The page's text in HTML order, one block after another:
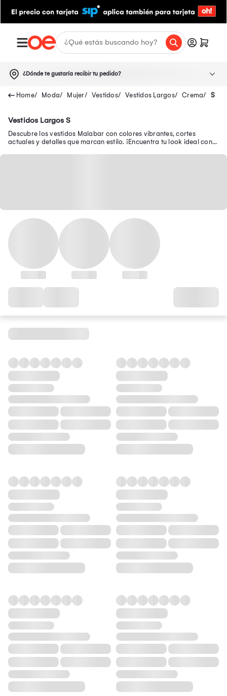
¿Dónde te gustaría recibir tu pedido?
Moda Mujer Vestidos Vestidos Largos Crema S
Vestidos Largos S
Descubre los vestidos Malabar con colores vibrantes, cortes
actuales y detalles que marcan estilo. ¡Encuentra tu look ideal con